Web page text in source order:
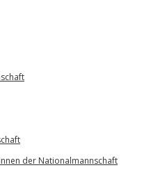
der Nationalmannschaft